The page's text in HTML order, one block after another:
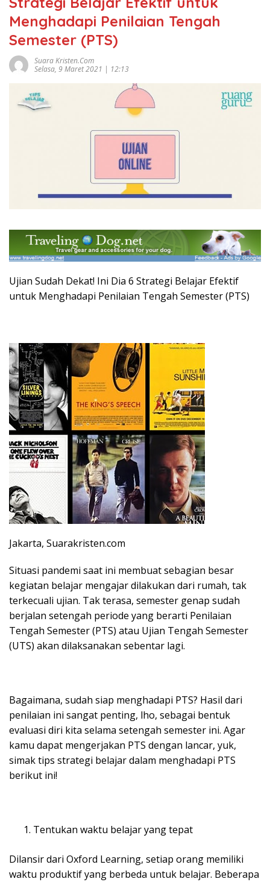
Menghadapi Penilaian Tengah
Semester (PTS)
Suara Kristen.com
Selasa, 9 Maret 2021 | 12:13
Ujian Sudah Dekat! Ini Dia 6 Strategi Belajar Efektif
untuk Menghadapi Penilaian Tengah Semester (PTS)
Jakarta, Suarakristen.com
Situasi pandemi saat ini membuat sebagian besar
kegiatan belajar mengajar dilakukan dari rumah, tak
terkecuali ujian. Tak terasa, semester genap sudah
berjalan setengah periode yang berarti Penilaian
Tengah Semester (PTS) atau Ujian Tengah Semester
(UTS) akan dilaksanakan sebentar lagi.
Bagaimana, sudah siap menghadapi PTS? Hasil dari
penilaian ini sangat penting, lho, sebagai bentuk
evaluasi diri kita selama setengah semester ini. Agar
kamu dapat mengerjakan PTS dengan lancar, yuk,
simak tips strategi belajar dalam menghadapi PTS
berikut ini!
Tentukan waktu belajar yang tepat
Dilansir dari Oxford Learning, setiap orang memiliki
waktu produktif yang berbeda untuk belajar. Beberapa